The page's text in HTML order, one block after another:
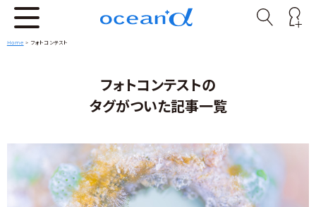
Home > フォトコンテスト
フォトコンテストの
タグがついた記事一覧